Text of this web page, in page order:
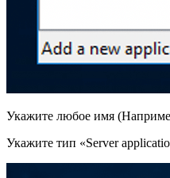
Укажите любое имя
Укажите тип «Server